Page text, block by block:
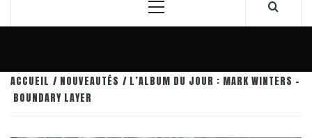
Menu
ACCUEIL NOUVEAUTÉS
L’ALBUM DU JOUR : MARK WINTERS –
BOUNDARY LAYER